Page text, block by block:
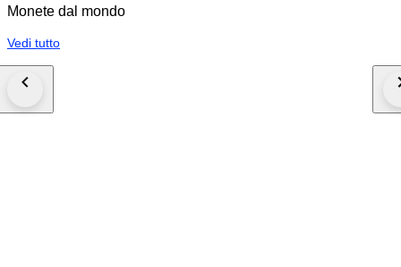
Monete dal mondo
Vedi tutto